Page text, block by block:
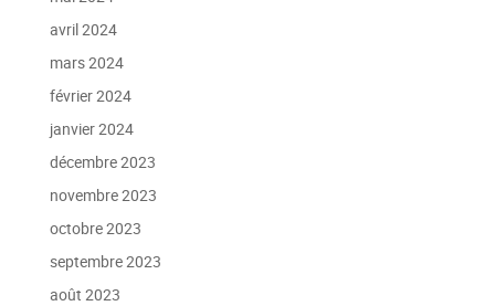
avril 2024
mars 2024
février 2024
janvier 2024
décembre 2023
novembre 2023
octobre 2023
septembre 2023
août 2023